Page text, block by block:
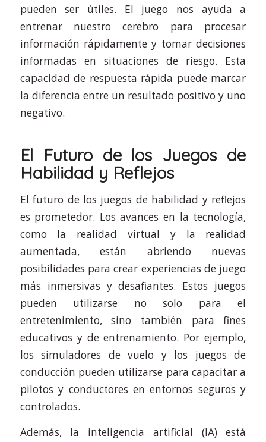
pueden ser útiles. El juego nos ayuda a
entrenar nuestro cerebro para procesar
información rápidamente y tomar decisiones
informadas en situaciones de riesgo. Esta
capacidad de respuesta rápida puede marcar
la diferencia entre un resultado positivo y uno
negativo.
El Futuro de los Juegos de
Habilidad y Reflejos
El futuro de los juegos de habilidad y reflejos
es prometedor. Los avances en la tecnología,
como la realidad virtual y la realidad
aumentada, están abriendo nuevas
posibilidades para crear experiencias de juego
más inmersivas y desafiantes. Estos juegos
pueden utilizarse no solo para el
entretenimiento, sino también para fines
educativos y de entrenamiento. Por ejemplo,
los simuladores de vuelo y los juegos de
conducción pueden utilizarse para capacitar a
pilotos y conductores en entornos seguros y
controlados.
Además, la inteligencia artificial (IA) está